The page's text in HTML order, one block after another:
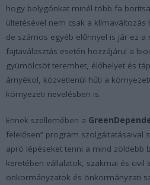
hogy bolygónkat minél több fa
ültetésével nem csak a klímaváltozás
de számos egyéb előnnyel is jár ez
fajtaválasztás esetén hozzájárul a
gyümölcsöt teremhet, élőhelyet és
árnyékol, közvetlenül hűti a
környezeti nevelésben is.
Ennek szellemében a
felelősen” program szolgáltatásaival
apró lépéseket tenni a mind zöldebb
keretében vállalatok, szakmai és civil
önkormányzatok és önkormányzati